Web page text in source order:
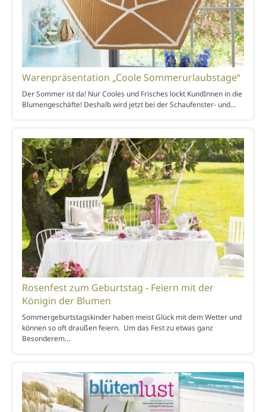
Warenpräsentation „Coole Sommerurlaubstage“
Der Sommer ist da! Nur Cooles und Frisches lockt KundInnen in die
Blumengeschäfte! Deshalb wird jetzt bei der Schaufenster- und…
Rosenfest zum Geburtstag - Feiern mit der
Königin der Blumen
Sommergeburtstagskinder haben meist Glück mit dem Wetter und
können so oft draußen feiern. Um das Fest zu etwas ganz
Besonderem…